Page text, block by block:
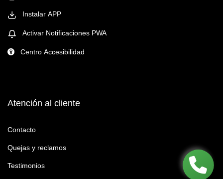
Instalar APP
Activar Notificaciones PWA
Centro Accesibilidad
Atención al cliente
Contacto
Quejas y reclamos
Testimonios